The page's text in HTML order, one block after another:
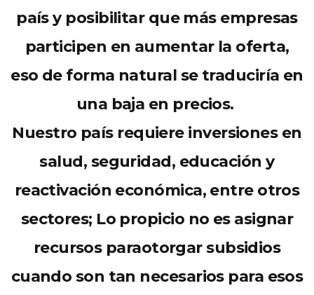
país y posibilitar que más empresas
participen en aumentar la oferta,
eso de forma natural se traduciría en
una baja en precios.
Nuestro país requiere inversiones en
salud, seguridad, educación y
reactivación económica, entre otros
sectores; Lo propicio no es asignar
recursos paraotorgar subsidios
cuando son tan necesarios para esos